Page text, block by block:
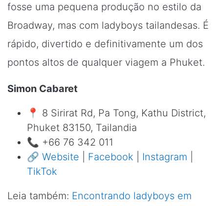
fosse uma pequena produção no estilo da
Broadway, mas com ladyboys tailandesas. É
rápido, divertido e definitivamente um dos
pontos altos de qualquer viagem a Phuket.
Simon Cabaret
📍 8 Sirirat Rd, Pa Tong, Kathu District,
Phuket 83150, Tailandia
📞 +66 76 342 011
🔗 Website Facebook Instagram
TikTok
Leia também: Encontrando ladyboys em